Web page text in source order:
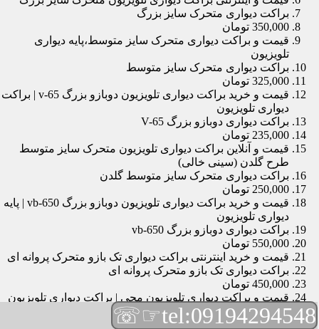
براکت دیواری متحرک سایز بزرگ
350,000 تومان
قیمت و براکت دیواری متحرک سایز متوسط،پایه دیواری
تلویزیون
براکت دیواری متحرک سایز متوسط
325,000 تومان
قیمت و خرید براکت دیواری تلویزیون دوبازو بزرگ v-65 | براکت
دیواری تلویزیون
براکت دیواری دوبازو بزرگ V-65
235,000 تومان
قیمت و آنلاین براکت دیواری تلویزیون متحرک سایز متوسط
طرح گلدن (سینی خالی)
براکت دیواری متحرک سایز متوسط گلدن
250,000 تومان
قیمت و خرید براکت دیواری تلویزیون دوبازو بزرگ vb-650 | پایه
دیواری تلویزیون
براکت دیواری دوبازو بزرگ vb-650
550,000 تومان
قیمت و خرید اینترنتی براکت دیواری تک بازو متحرک پروانه ای
براکت دیواری تک بازو متحرک پروانه ای
450,000 تومان
قیمت و براکت دیواری تلویزیون مچی | براکت دیواری تلویزیون
براکت دیواری مچی
165,000 تومان
tel:09194294548
☞☏